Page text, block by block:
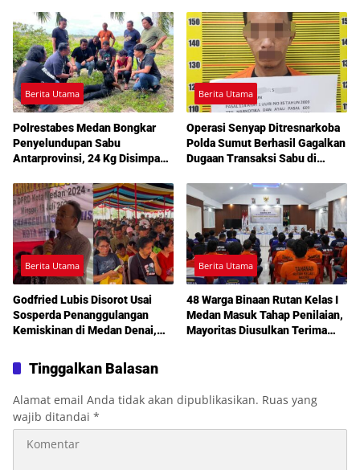
Berita Utama
Polrestabes Medan Bongkar
Penyelundupan Sabu
Antarprovinsi, 24 Kg Disimpan
Berita Utama
Operasi Senyap Ditresnarkoba
Polda Sumut Berhasil Gagalkan
Dugaan Transaksi Sabu di
Berita Utama
Godfried Lubis Disorot Usai
Sosperda Penanggulangan
Kemiskinan di Medan Denai,
Jalan Mati hingga Sulit Akses
Bantuan
Berita Utama
48 Warga Binaan Rutan Kelas I
Medan Masuk Tahap Penilaian,
Mayoritas Diusulkan Terima
Tinggalkan Balasan
Alamat email Anda tidak akan dipublikasikan. Ruas yang
wajib ditandai *